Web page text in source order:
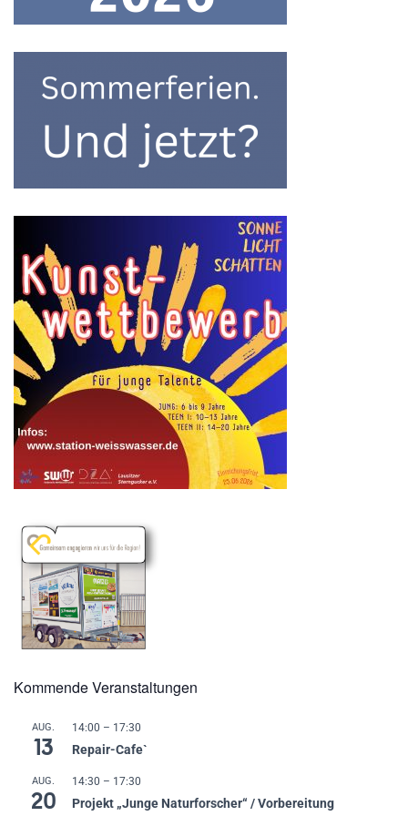
Kommende Veranstaltungen
AUG.
13
14:00 – 17:30
Repair-Cafe`
AUG.
20
14:30 – 17:30
Projekt „Junge Naturforscher“ / Vorbereitung